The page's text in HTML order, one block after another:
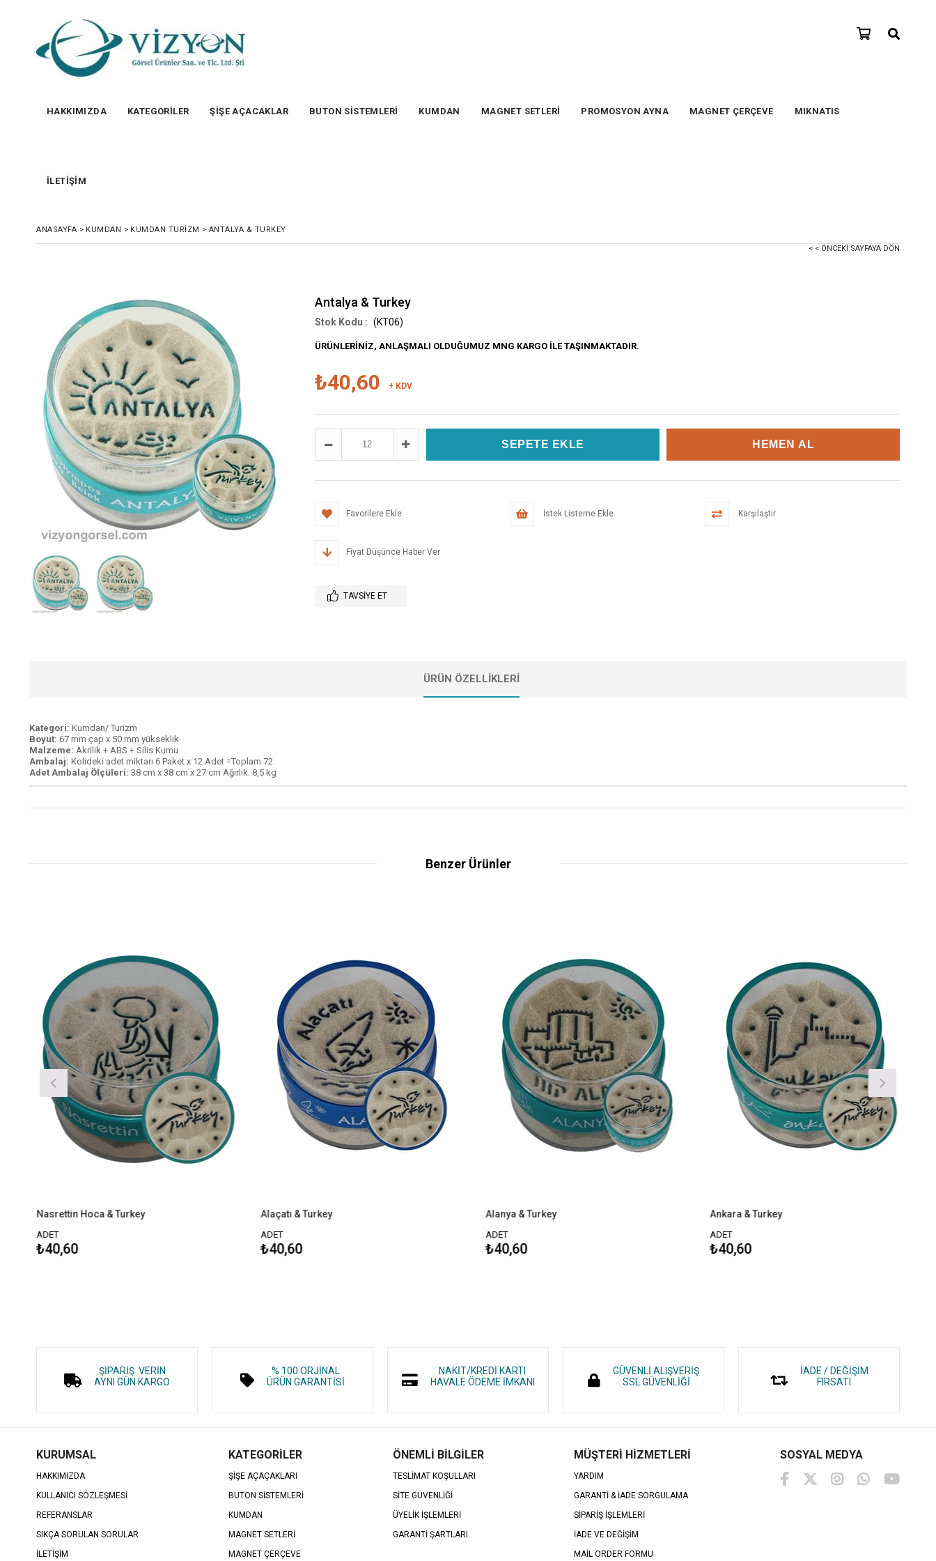
HAKKIMIZDA KATEGORİLER ŞİŞE AÇACAKLAR BUTON SİSTEMLERİ KUMDAN MAGNET SETLERİ PROMOSYON AYNA MAGNET ÇERÇEVE MIKNATIS
İLETİŞİM
ANASAYFA > KUMDAN > KUMDAN TURIZM > ANTALYA & TURKEY
< < ÖNCEKI SAYFAYA DÖN
Antalya & Turkey
(KT06)
ÜRÜNLERİNİZ, ANLAŞMALI OLDUĞUMUZ MNG KARGO İLE TAŞINMAKTADIR.
₺40,60 + KDV
Favorilere Ekle İstek Listeme Ekle Karşılaştır
Fiyat Düşünce Haber Ver
TAVSIYE ET
ÜRÜN ÖZELLIKLERI
Kategori: Kumdan/ Turizm
Boyut: 67 mm çap x 50 mm yükseklik
Malzeme: Akrilik + ABS + Silis Kumu
Ambalaj: Kolideki adet miktarı 6 Paket x 12 Adet =Toplam 72
Adet Ambalaj Ölçüleri: 38 cm x 38 cm x 27 cm Ağırlık: 8,5 kg
Benzer Ürünler
Nasrettin Hoca & Turkey
₺40,60
Alaçatı & Turkey
₺40,60
Alanya & Turkey
₺40,60
Ankara & Turkey
₺40,60
ŞİPARİŞ VERİN
AYNI GÜN KARGO
% 100 ORJİNAL
ÜRÜN GARANTİSİ
NAKİT/KREDİ KARTI
HAVALE ÖDEME İMKANI
GÜVENLİ ALIŞVERİŞ
SSL GÜVENLİĞİ
İADE / DEĞİŞİM
FIRSATI
KURUMSAL
HAKKIMIZDA
KULLANICI SÖZLEŞMESİ
REFERANSLAR
SIKÇA SORULAN SORULAR
İLETİŞİM
KATEGORİLER
ŞİŞE AÇAÇAKLARI
BUTON SİSTEMLERİ
KUMDAN
MAGNET SETLERİ
MAGNET ÇERÇEVE
ÖNEMLİ BİLGİLER
TESLİMAT KOŞULLARI
SİTE GÜVENLİĞİ
ÜYELİK İŞLEMLERİ
GARANTİ ŞARTLARI
MÜŞTERİ HİZMETLERİ
YARDIM
GARANTİ & İADE SORGULAMA
SİPARİŞ İŞLEMLERİ
İADE VE DEĞİŞİM
MAİL ORDER FORMU
SOSYAL MEDYA